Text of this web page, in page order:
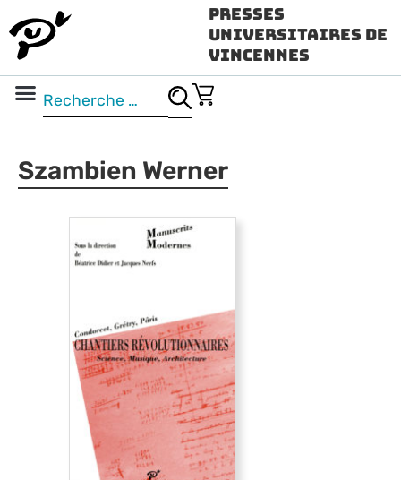
Presses
Universitaires de
Vincennes
Szambien Werner